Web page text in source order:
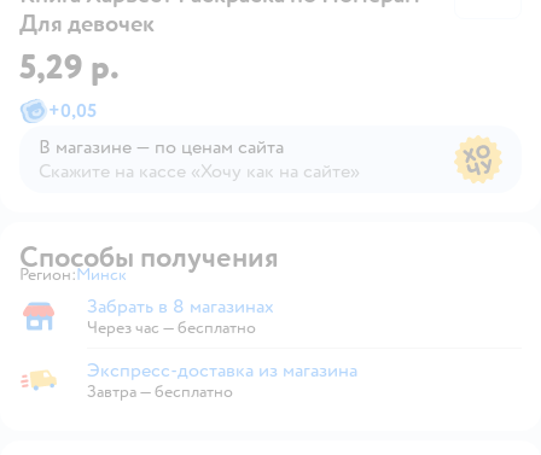
Для девочек
5,29 р.
+0,05
В магазине — по ценам сайта
Скажите на кассе «Хочу как на сайте»
Способы получения
Регион: Выбор адреса доставки.
Минск
Забрать в магазине
Забрать в 8 магазинах
Через час — бесплатно
Экспресс-доставка из магазина
Экспресс-доставка из магазина
Завтра—бесплатно